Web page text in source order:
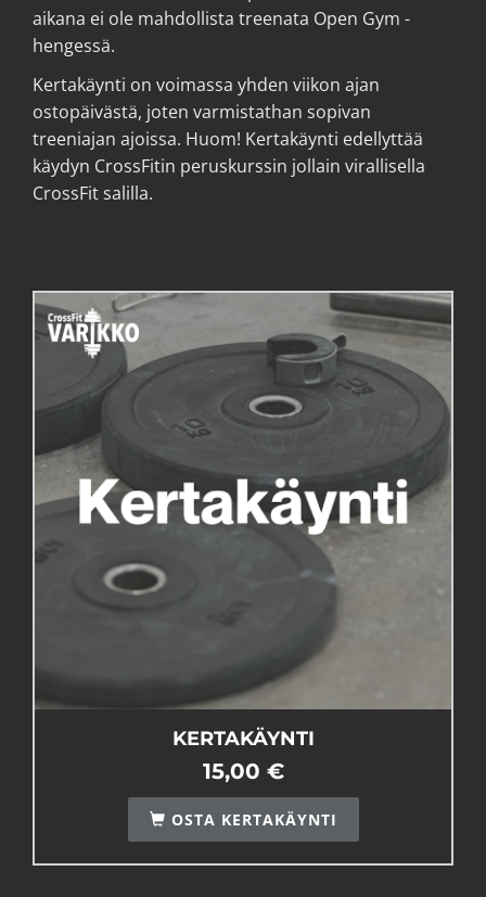
aikana ei ole mahdollista treenata Open Gym -
hengessä.
Kertakäynti on voimassa yhden viikon ajan
ostopäivästä, joten varmistathan sopivan
treeniajan ajoissa. Huom! Kertakäynti edellyttää
käydyn CrossFitin peruskurssin jollain virallisella
CrossFit salilla.
KERTAKÄYNTI
15,00 €
OSTA KERTAKÄYNTI